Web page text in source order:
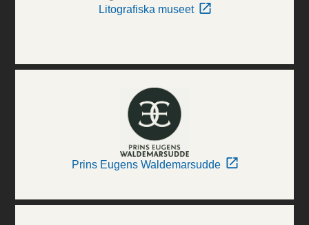
Litografiska museet
Prins Eugens Waldemarsudde